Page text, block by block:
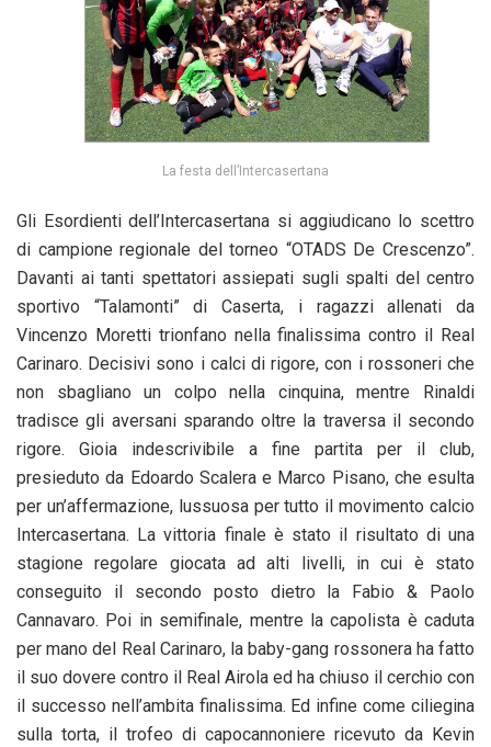
La festa dell’Intercasertana
Gli Esordienti dell’Intercasertana si aggiudicano lo scettro
di campione regionale del torneo “OTADS De Crescenzo”.
Davanti ai tanti spettatori assiepati sugli spalti del centro
sportivo “Talamonti” di Caserta, i ragazzi allenati da
Vincenzo Moretti trionfano nella finalissima contro il Real
Carinaro. Decisivi sono i calci di rigore, con i rossoneri che
non sbagliano un colpo nella cinquina, mentre Rinaldi
tradisce gli aversani sparando oltre la traversa il secondo
rigore. Gioia indescrivibile a fine partita per il club,
presieduto da Edoardo Scalera e Marco Pisano, che esulta
per un’affermazione, lussuosa per tutto il movimento calcio
Intercasertana. La vittoria finale è stato il risultato di una
stagione regolare giocata ad alti livelli, in cui è stato
conseguito il secondo posto dietro la Fabio & Paolo
Cannavaro. Poi in semifinale, mentre la capolista è caduta
per mano del Real Carinaro, la baby-gang rossonera ha fatto
il suo dovere contro il Real Airola ed ha chiuso il cerchio con
il successo nell’ambita finalissima. Ed infine come ciliegina
sulla torta, il trofeo di capocannoniere ricevuto da Kevin